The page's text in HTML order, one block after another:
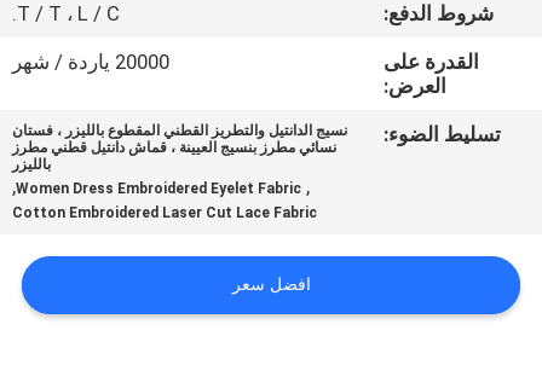
خريطة
الموقع
شروط الدفع:
T / T ، L / C.
القدرة على
العرض:
20000 ياردة / شهر
تسليط الضوء:
نسيج الدانتيل والتطريز القطني المقطوع بالليزر ، فستان
نسائي مطرز بنسيج العيينة ، قماش دانتيل قطني مطرز
بالليزر
,
Women Dress Embroidered Eyelet Fabric
,
Cotton Embroidered Laser Cut Lace Fabric
افضل سعر